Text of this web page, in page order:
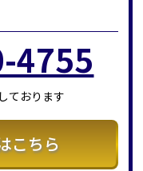
4755
ております
こちら